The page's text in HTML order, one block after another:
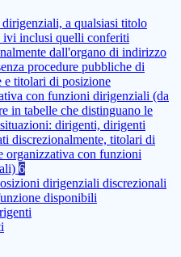
a qualsiasi titolo
ivi inclusi quelli conferiti
dall'organo di indirizzo
procedure pubbliche di
e titolari di posizione
con funzioni dirigenziali (da
in tabelle che distinguano le
dirigenti, dirigenti
discrezionalmente, titolari di
organizzativa con funzioni
6
dirigenziali discrezionali
disponibili